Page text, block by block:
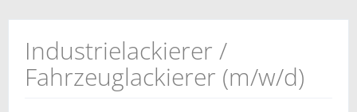
Industrielackierer /
Fahrzeuglackierer (m/w/d)